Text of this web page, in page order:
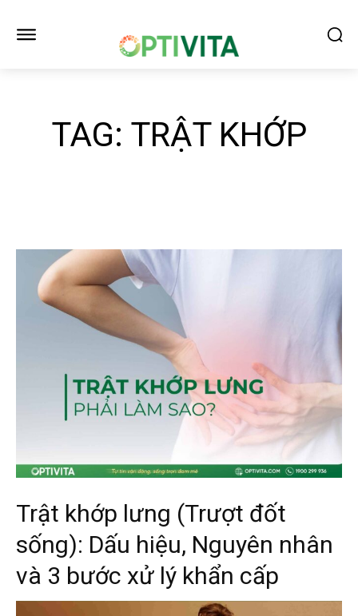
TAG: TRẬT KHỚP
Trật khớp lưng (Trượt đốt
sống): Dấu hiệu, Nguyên nhân
và 3 bước xử lý khẩn cấp